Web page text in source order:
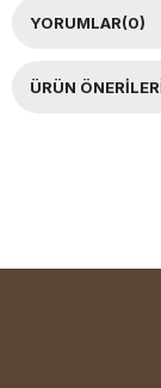
YORUMLAR(0)
ÜRÜN